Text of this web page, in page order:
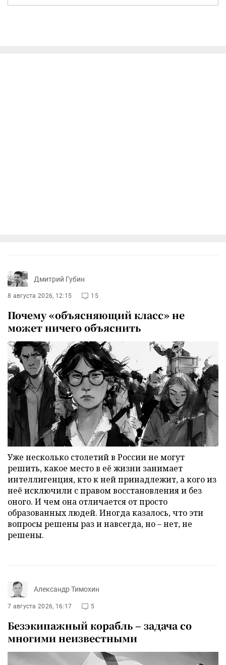
Дмитрий Губин
8 августа 2026, 12:15 15
Почему «объясняющий класс» не
может ничего объяснить
Уже несколько столетий в России не могут
решить, какое место в её жизни занимает
интеллигенция, кто к ней принадлежит, а кого из
неё исключили с правом восстановления и без
оного. И чем она отличается от просто
образованных людей. Иногда казалось, что эти
вопросы решены раз и навсегда, но – нет, не
решены.
Александр Тимохин
7 августа 2026, 16:17 5
Безэкипажный корабль – задача со
многими неизвестными